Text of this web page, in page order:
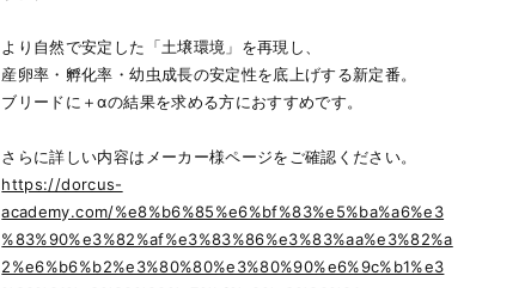
より自然で安定した「土壌環境」を再現し、
産卵率・孵化率・幼虫成長の安定性を底上げする新定番。
ブリードに＋αの結果を求める方におすすめです。
さらに詳しい内容はメーカー様ページをご確認ください。
https://dorcus-
academy.com/%e8%b6%85%e6%bf%83%e5%ba%a6%e3
%83%90%e3%82%af%e3%83%86%e3%83%aa%e3%82%a
2%e6%b6%b2%e3%80%80%e3%80%90%e6%9c%b1%e3